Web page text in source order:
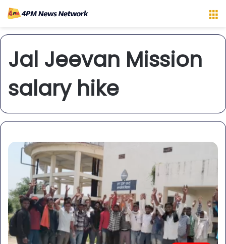
Jal Jeevan Mission
salary hike